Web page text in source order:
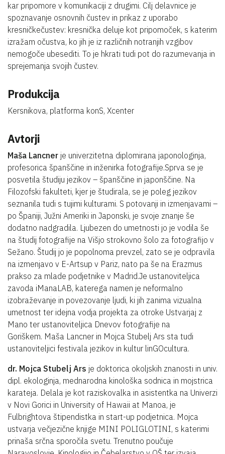
kar pripomore v komunikaciji z drugimi. Cilj delavnice je
spoznavanje osnovnih čustev in prikaz z uporabo
kresničkečustev: kresnička deluje kot pripomoček, s katerim
izražam očustva, ko jih je iz različnih notranjih vzgibov
nemogoče ubesediti. To je hkrati tudi pot do razumevanja in
sprejemanja svojih čustev.
Produkcija
Kersnikova, platforma konS, Xcenter
Avtorji
Maša Lancner je univerzitetna diplomirana japonologinja,
profesorica španščine in inženirka fotografije.Sprva se je
posvetila študiju jezikov – španščine in japonščine. Na
Filozofski fakulteti, kjer je študirala, se je poleg jezikov
seznanila tudi s tujimi kulturami. S potovanji in izmenjavami –
po Španiji, Južni Ameriki in Japonski, je svoje znanje še
dodatno nadgradila. Ljubezen do umetnosti jo je vodila še
na študij fotografije na Višjo strokovno šolo za fotografijo v
Sežano. Študij jo je popolnoma prevzel, zato se je odpravila
na izmenjavo v E-Artsup v Pariz, nato pa še na Erazmus
prakso za mlade podjetnike v Madrid.Je ustanoviteljica
zavoda iManaLAB, katerega namen je neformalno
izobraževanje in povezovanje ljudi, ki jih zanima vizualna
umetnost ter idejna vodja projekta za otroke Ustvarjaj z
Mano ter ustanoviteljica Dnevov fotografije na
Goriškem. Maša Lancner in Mojca Stubelj Ars sta tudi
ustanoviteljici festivala jezikov in kultur linGOcultura.
dr. Mojca Stubelj Ars je doktorica okoljskih znanosti in univ.
dipl. ekologinja, mednarodna kinološka sodnica in mojstrica
karateja. Delala je kot raziskovalka in asistentka na Univerzi
v Novi Gorici in University of Hawaii at Manoa, je
Fulbrightova štipendistka in start-up podjetnica. Mojca
ustvarja večjezične knjige MINI POLIGLOTINI, s katerimi
prinaša srčna sporočila svetu. Trenutno poučuje